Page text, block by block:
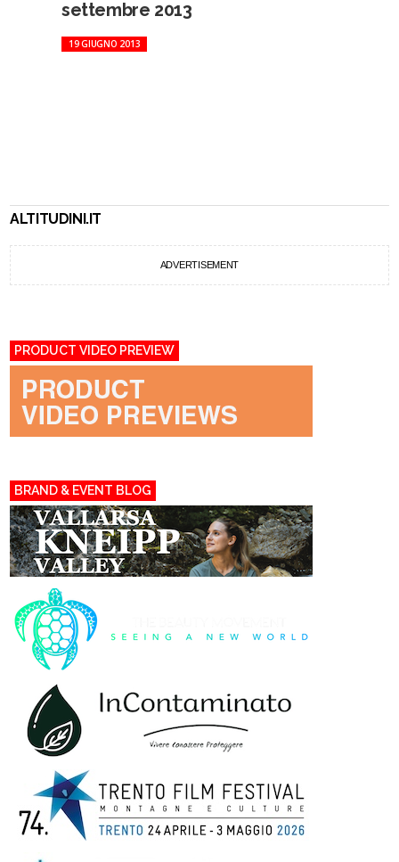
settembre 2013
19 GIUGNO 2013
ALTITUDINI.IT
ADVERTISEMENT
PRODUCT VIDEO PREVIEW
BRAND & EVENT BLOG